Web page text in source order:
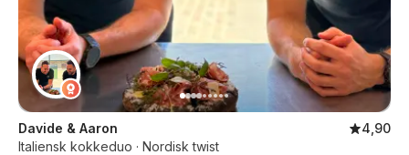
Davide & Aaron
4,90
Italiensk kokkeduo · Nordisk twist